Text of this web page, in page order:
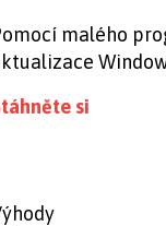
malého
si